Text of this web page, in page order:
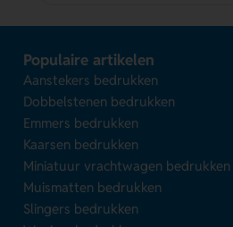
Populaire artikelen
Aanstekers bedrukken
Dobbelstenen bedrukken
Emmers bedrukken
Kaarsen bedrukken
Miniatuur vrachtwagen bedrukken
Muismatten bedrukken
Slingers bedrukken